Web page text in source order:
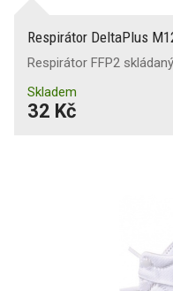
Respirátor DeltaPlus
Respirátor FFP2
Skladem
32 Kč